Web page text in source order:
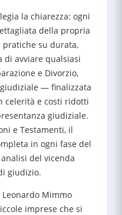
la chiarezza: ogni
della propria
pratiche su durata,
di avviare qualsiasi
e Divorzio,
— finalizzata
celerità e costi ridotti
giudiziale.
e Testamenti, il
in ogni fase del
del vicenda
giudizio.
Mimmo
imprese che si